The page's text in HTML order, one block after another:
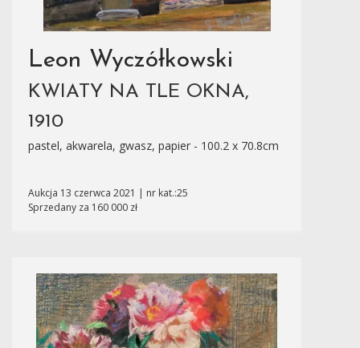
Leon Wyczółkowski
KWIATY NA TLE OKNA,
1910
pastel, akwarela, gwasz, papier - 100.2 x 70.8cm
Aukcja 13 czerwca 2021 | nr kat.:25
Sprzedany za 160 000 zł